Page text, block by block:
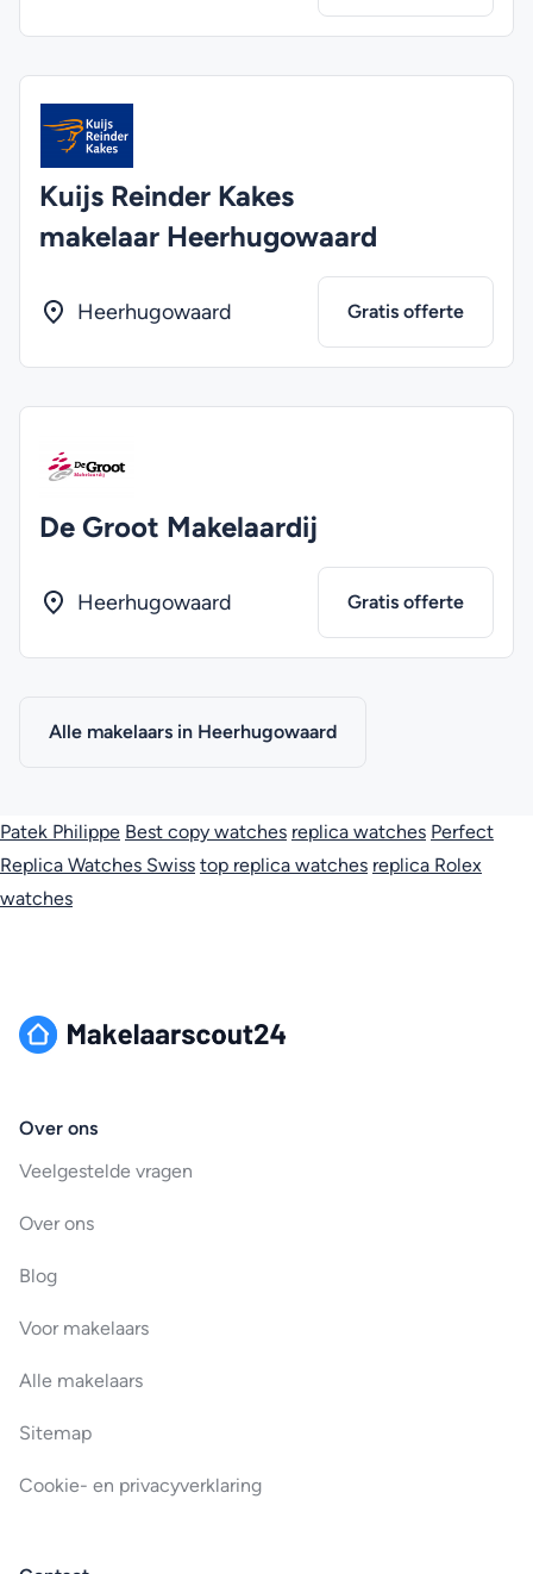
Kuijs Reinder Kakes
makelaar Heerhugowaard
Heerhugowaard Gratis offerte
De Groot Makelaardij
Heerhugowaard Gratis offerte
Alle makelaars in Heerhugowaard
Patek Philippe Best copy watches replica watches Perfect
Replica Watches Swiss top replica watches replica Rolex
watches
Over ons
Veelgestelde vragen
Over ons
Blog
Voor makelaars
Alle makelaars
Sitemap
Cookie- en privacyverklaring